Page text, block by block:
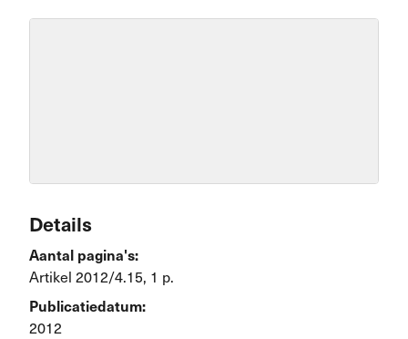
Details
Aantal pagina's:
Artikel 2012/4.15, 1 p.
Publicatiedatum:
2012